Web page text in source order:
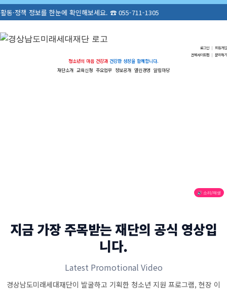
를 한눈에 확인해보세요. ☎ 055-711-1305
로그인 | 회원가입
전체사이트맵 | 문의하기
청소년의 마음 건강과 건강한 성장을 함께합니다.
재단소개 교육신청 주요업무 정보공개 열린경영 알림마당
🔊 소리/재생
지금 가장 주목받는 재단의 공식 영상입
니다.
Latest Promotional Video
경상남도미래세대재단이 발굴하고 기획한 청소년 지원 프로그램, 현장 이